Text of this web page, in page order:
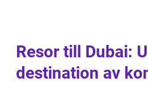
Resor till Dubai:
destination av